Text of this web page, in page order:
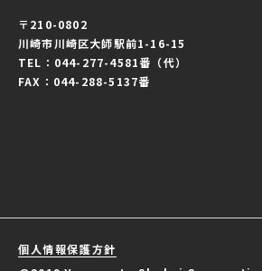
〒210-0802
川崎市川崎区大師駅前1-16-15
TEL：044-277-4581番（代）
FAX：044-288-5137番
個人情報保護方針